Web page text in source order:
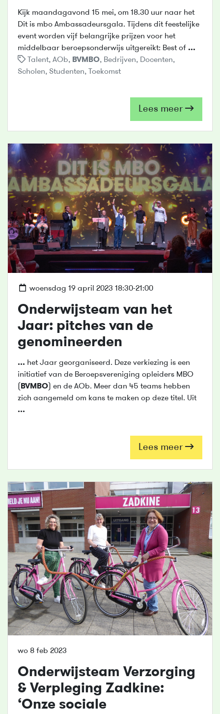
Kijk maandagavond 15 mei, om 18.30 uur naar het
Dit is mbo Ambassadeursgala. Tijdens dit feestelijke
event worden vijf belangrijke prijzen voor het
middelbaar beroepsonderwijs uitgereikt: Best of ...
Talent, AOb, BVMBO, Bedrijven, Docenten,
Scholen, Studenten, Toekomst
Lees meer
woensdag 19 april 2023 18:30-21:00
Onderwijsteam van het
Jaar: pitches van de
genomineerden
... het Jaar georganiseerd. Deze verkiezing is een
initiatief van de Beroepsvereniging opleiders MBO
BVMBO ) en de AOb. Meer dan 45 teams hebben
zich aangemeld om kans te maken op deze titel. Uit
...
Lees meer
wo 8 feb 2023
Onderwijsteam Verzorging
& Verpleging Zadkine:
‘Onze sociale